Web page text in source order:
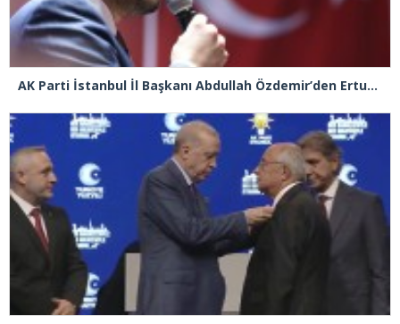
AK Parti İstanbul İl Başkanı Abdullah Özdemir’den Ertuğrul Özkök’e “Franco” tepkisi